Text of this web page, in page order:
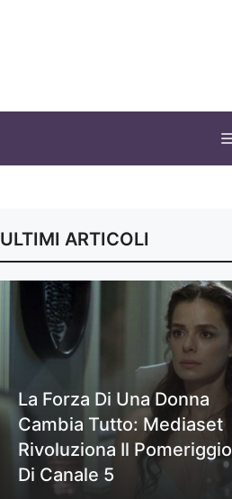
ULTIMI ARTICOLI
La Forza Di Una Donna
Cambia Tutto: Mediaset
Rivoluziona Il Pomeriggio
Di Canale 5